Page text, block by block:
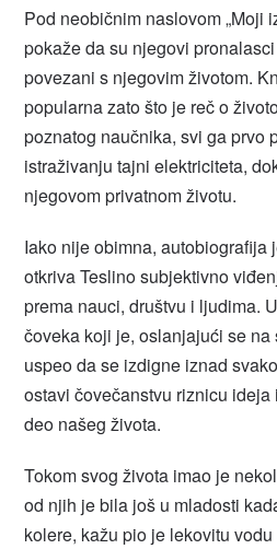
Pod neobičnim naslovom „Moji
pokaže da su njegovi
povezani s njegovim životom.
popularna zato što je reč o
poznatog naučnika, svi ga prvo
istraživanju tajni elektriciteta,
njegovom privatnom životu.
Iako nije obimna, autobiografija
otkriva Teslino subjektivno
prema nauci, društvu i ljudima.
čoveka koji je, oslanjajući se
uspeo da se izdigne iznad
ostavi čovečanstvu riznicu
deo našeg života.
Tokom svog života imao je
od njih je bila još u mladosti
kolere, kažu pio je lekovitu